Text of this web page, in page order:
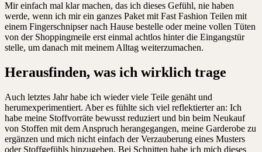
Mir einfach mal klar machen, das ich dieses Gefühl, nie haben
werde, wenn ich mir ein ganzes Paket mit Fast Fashion Teilen mit
einem Fingerschnipser nach Hause bestelle oder meine vollen Tüten
von der Shoppingmeile erst einmal achtlos hinter die Eingangstür
stelle, um danach mit meinem Alltag weiterzumachen.
Herausfinden, was ich wirklich trage
Auch letztes Jahr habe ich wieder viele Teile genäht und
herumexperimentiert. Aber es fühlte sich viel reflektierter an: Ich
habe meine Stoffvorräte bewusst reduziert und bin beim Neukauf
von Stoffen mit dem Anspruch herangegangen, meine Garderobe zu
ergänzen und mich nicht einfach der Verzauberung eines Musters
oder Stoffgefühls hinzugeben. Bei Schnitten habe ich mich dieses